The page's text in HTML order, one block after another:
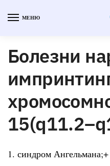
МЕНЮ
Болезни
1. синдром Ангельмана;+